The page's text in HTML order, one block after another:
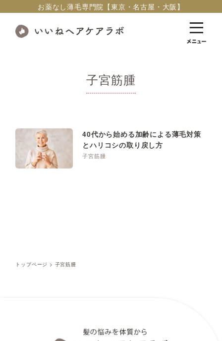
お薬なし薄毛専門院【東京・名古屋・大阪】
子宮筋腫
40代から始める加齢による薄毛対策
とハリコシの取り戻し方
子宮筋腫
トップページ > 子宮筋腫